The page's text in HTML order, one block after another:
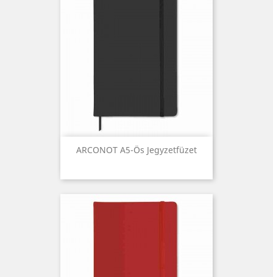
ARCONOT A5-Ös Jegyzetfüzet